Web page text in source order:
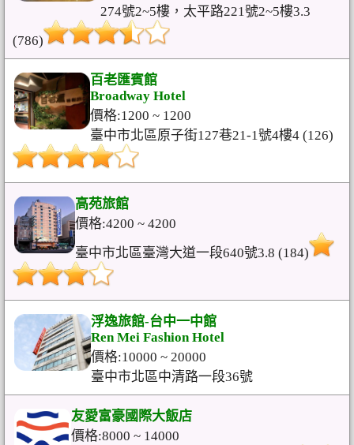
274號2~5樓，太平路221號2~5樓3.3
(786)
百老匯賓館
Broadway Hotel
價格:1200 ~ 1200
臺中市北區原子街127巷21-1號4樓4 (126)
高苑旅館
價格:4200 ~ 4200
臺中市北區臺灣大道一段640號3.8 (184)
浮逸旅館-台中一中館
Ren Mei Fashion Hotel
價格:10000 ~ 20000
臺中市北區中清路一段36號
友愛富豪國際大飯店
價格:8000 ~ 14000